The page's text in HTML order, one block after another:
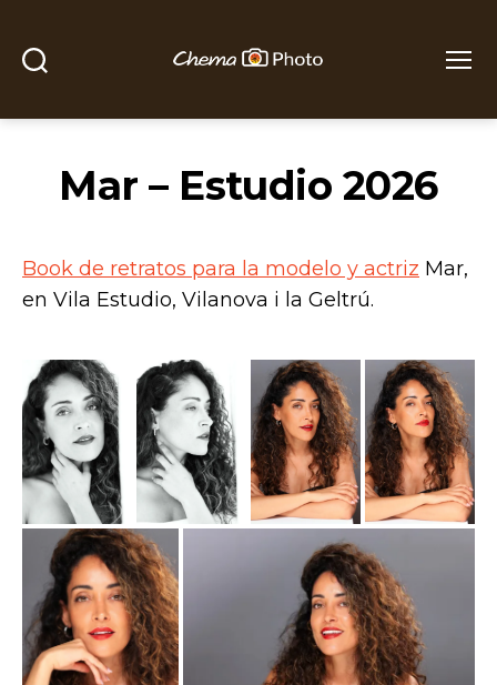
Photo
Mar – Estudio 2026
Book de retratos para la modelo y actriz Mar,
en Vila Estudio, Vilanova i la Geltrú.